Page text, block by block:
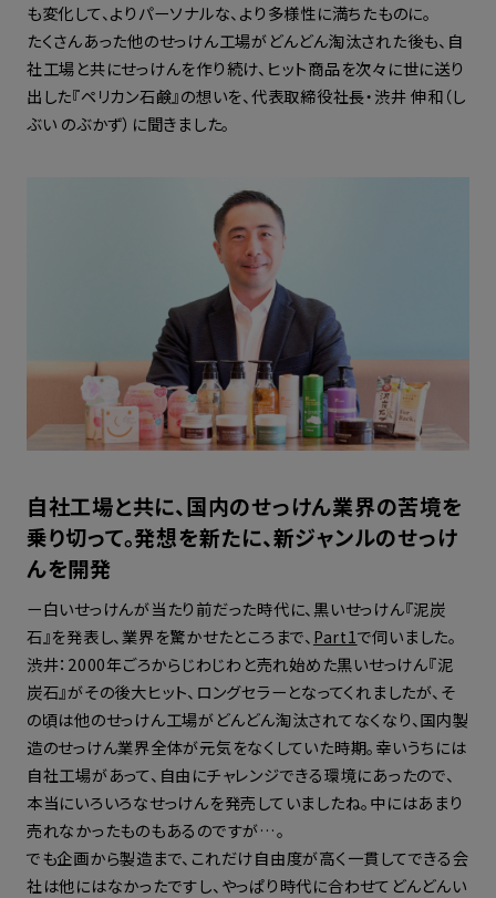
も変化して、よりパーソナルな、より多様性に満ちたものに。
たくさんあった他のせっけん工場がどんどん淘汰された後も、自
社工場と共にせっけんを作り続け、ヒット商品を次々に世に送り
出した『ペリカン石鹸』の想いを、代表取締役社長・渋井 伸和（し
ぶい のぶかず）に聞きました。
自社工場と共に、国内のせっけん業界の苦境を
乗り切って。発想を新たに、新ジャンルのせっけ
んを開発
ー白いせっけんが当たり前だった時代に、黒いせっけん『泥炭
石』を発表し、業界を驚かせたところまで、 Part1 で伺いました。
渋井：2000年ごろからじわじわと売れ始めた黒いせっけん『泥
炭石』がその後大ヒット、ロングセラーとなってくれましたが、そ
の頃は他のせっけん工場がどんどん淘汰されてなくなり、国内製
造のせっけん業界全体が元気をなくしていた時期。幸いうちには
自社工場があって、自由にチャレンジできる環境にあったので、
本当にいろいろなせっけんを発売していましたね。中にはあまり
売れなかったものもあるのですが…。
でも企画から製造まで、これだけ自由度が高く一貫してできる会
社は他にはなかったですし、やっぱり時代に合わせてどんどんい